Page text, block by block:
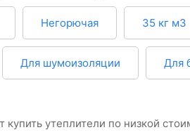
Негорючая 35 кг м3
Для шумоизоляции Для
купить утеплители по низкой